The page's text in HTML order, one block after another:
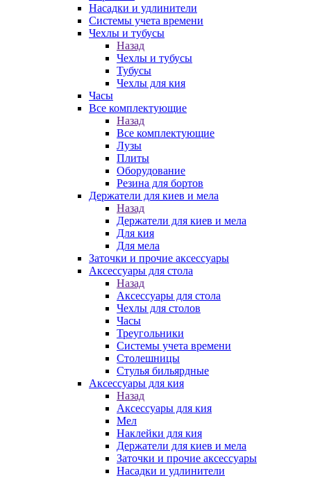
Насадки и удлинители
Системы учета времени
Чехлы и тубусы
Назад
Чехлы и тубусы
Тубусы
Чехлы для кия
Часы
Все комплектующие
Назад
Все комплектующие
Лузы
Плиты
Оборудование
Резина для бортов
Держатели для киев и мела
Назад
Держатели для киев и мела
Для кия
Для мела
Заточки и прочие аксессуары
Аксессуары для стола
Назад
Аксессуары для стола
Чехлы для столов
Часы
Треугольники
Системы учета времени
Столешницы
Стулья бильярдные
Аксессуары для кия
Назад
Аксессуары для кия
Мел
Наклейки для кия
Держатели для киев и мела
Заточки и прочие аксессуары
Насадки и удлинители